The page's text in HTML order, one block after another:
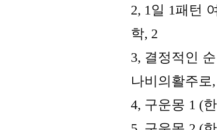
2, 1 일 1패턴
학, 2
3, 결정적인
나비의활주로
4, 구운몽 1 (